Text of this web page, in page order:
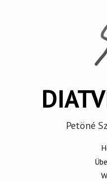
Petöné